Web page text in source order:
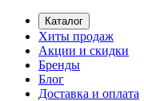
Каталог
Хиты продаж
Акции и скидки
Бренды
Блог
Доставка и оплата